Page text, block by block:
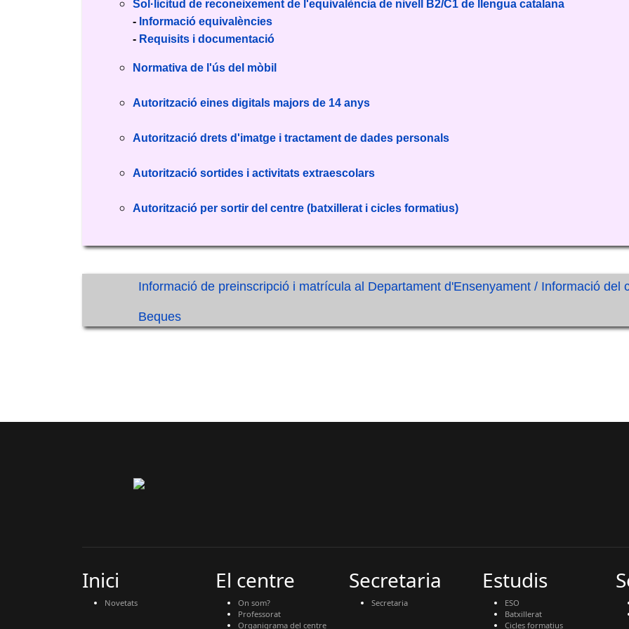
Sol·licitud de reconeixement de l'equivalència de nivell B2/C1 de llengua catalana
- Informació equivalències
- Requisits i documentació
Normativa de l'ús del mòbil
Autorització eines digitals majors de 14 anys
Autorització drets d'imatge i tractament de dades personals
Autorització sortides i activitats extraescolars
Autorització per sortir del centre (batxillerat i cicles formatius)
Informació de preinscripció i matrícula al Departament d'Ensenyament / Informació del
Beques
Inici
Novetats
El centre
On som?
Professorat
Organigrama del centre
Secretaria
Secretaria
Estudis
ESO
Batxillerat
Cicles formatius